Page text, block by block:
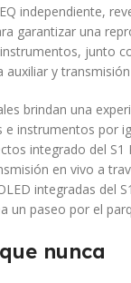
independiente,
garantizar una
junto
auxiliar y
brindan una
instrumentos por
integrado del S1
en vivo a
integradas del
un paseo por el
nunca